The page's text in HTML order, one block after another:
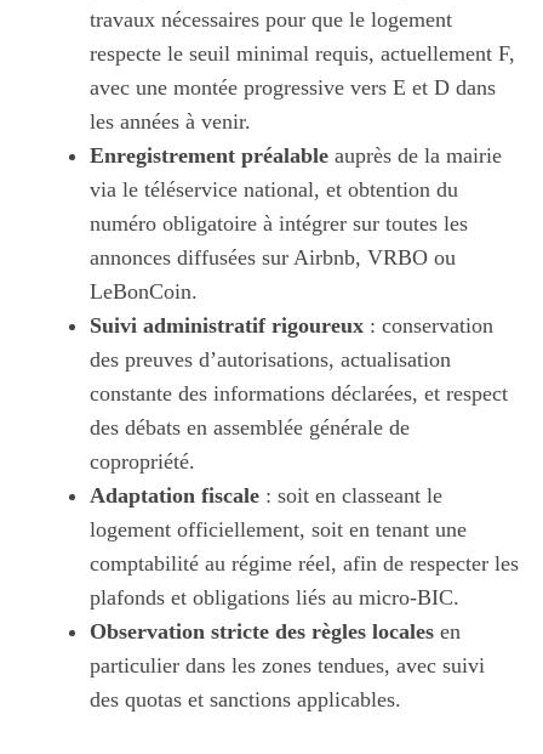
travaux nécessaires pour que le logement
respecte le seuil minimal requis, actuellement F,
avec une montée progressive vers E et D dans
les années à venir.
Enregistrement préalable auprès de la mairie
via le téléservice national, et obtention du
numéro obligatoire à intégrer sur toutes les
annonces diffusées sur Airbnb, VRBO ou
LeBonCoin.
Suivi administratif rigoureux : conservation
des preuves d’autorisations, actualisation
constante des informations déclarées, et respect
des débats en assemblée générale de
copropriété.
Adaptation fiscale : soit en classeant le
logement officiellement, soit en tenant une
comptabilité au régime réel, afin de respecter les
plafonds et obligations liés au micro-BIC.
Observation stricte des règles locales en
particulier dans les zones tendues, avec suivi
des quotas et sanctions applicables.